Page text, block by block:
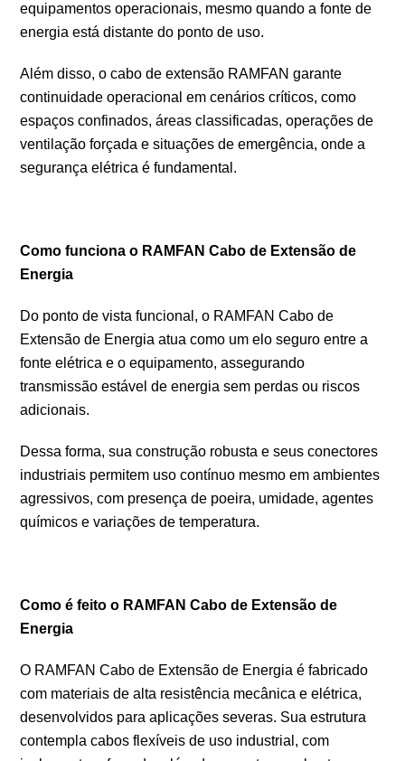
equipamentos operacionais, mesmo quando a fonte de
energia está distante do ponto de uso.
Além disso, o cabo de extensão RAMFAN garante
continuidade operacional em cenários críticos, como
espaços confinados, áreas classificadas, operações de
ventilação forçada e situações de emergência, onde a
segurança elétrica é fundamental.
Como funciona o RAMFAN Cabo de Extensão de
Energia
Do ponto de vista funcional, o RAMFAN Cabo de
Extensão de Energia atua como um elo seguro entre a
fonte elétrica e o equipamento, assegurando
transmissão estável de energia sem perdas ou riscos
adicionais.
Dessa forma, sua construção robusta e seus conectores
industriais permitem uso contínuo mesmo em ambientes
agressivos, com presença de poeira, umidade, agentes
químicos e variações de temperatura.
Como é feito o RAMFAN Cabo de Extensão de
Energia
O RAMFAN Cabo de Extensão de Energia é fabricado
com materiais de alta resistência mecânica e elétrica,
desenvolvidos para aplicações severas. Sua estrutura
contempla cabos flexíveis de uso industrial, com